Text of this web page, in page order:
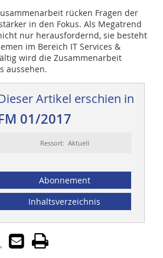
rücken Fragen der
in den Fokus. Als Megatrend
nur herausfordernd, sie besteht
im Bereich IT Services &
wird die Zusammenarbeit
aussehen.
Artikel erschien in
01/2017
Ressort: Aktuell
Abonnement
Inhaltsverzeichnis